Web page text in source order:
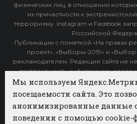
физических лиц, в отношении
их причастности к
терроризму. Instagram и Facebook
Российской
Публикации с пометкой «На правах
проект», «Выборы-2019» и
рекламодателем. Редакция сайта не
достоверность информации,
объявлениях.
Мы используем
посещаемости сайта. Это
анонимизированные данные
поведении с помощью cookie-